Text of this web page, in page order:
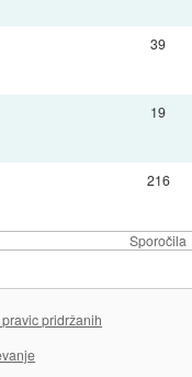
Sporočila
39
19
216
pridržanih